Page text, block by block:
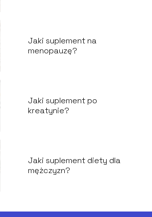
Jaki suplement na
menopauzę?
Jaki suplement po
kreatynie?
Jaki suplement diety dla
mężczyzn?